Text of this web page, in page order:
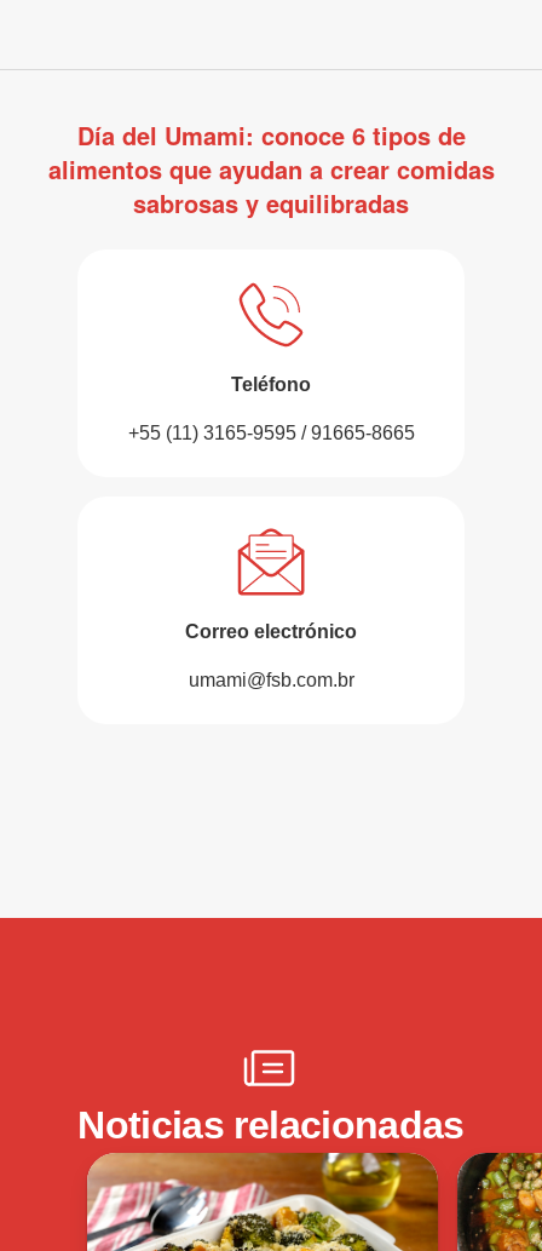
Día del Umami: conoce 6 tipos de
alimentos que ayudan a crear comidas
sabrosas y equilibradas
Teléfono
+55 (11) 3165-9595 / 91665-8665
Correo electrónico
umami@fsb.com.br
Noticias relacionadas